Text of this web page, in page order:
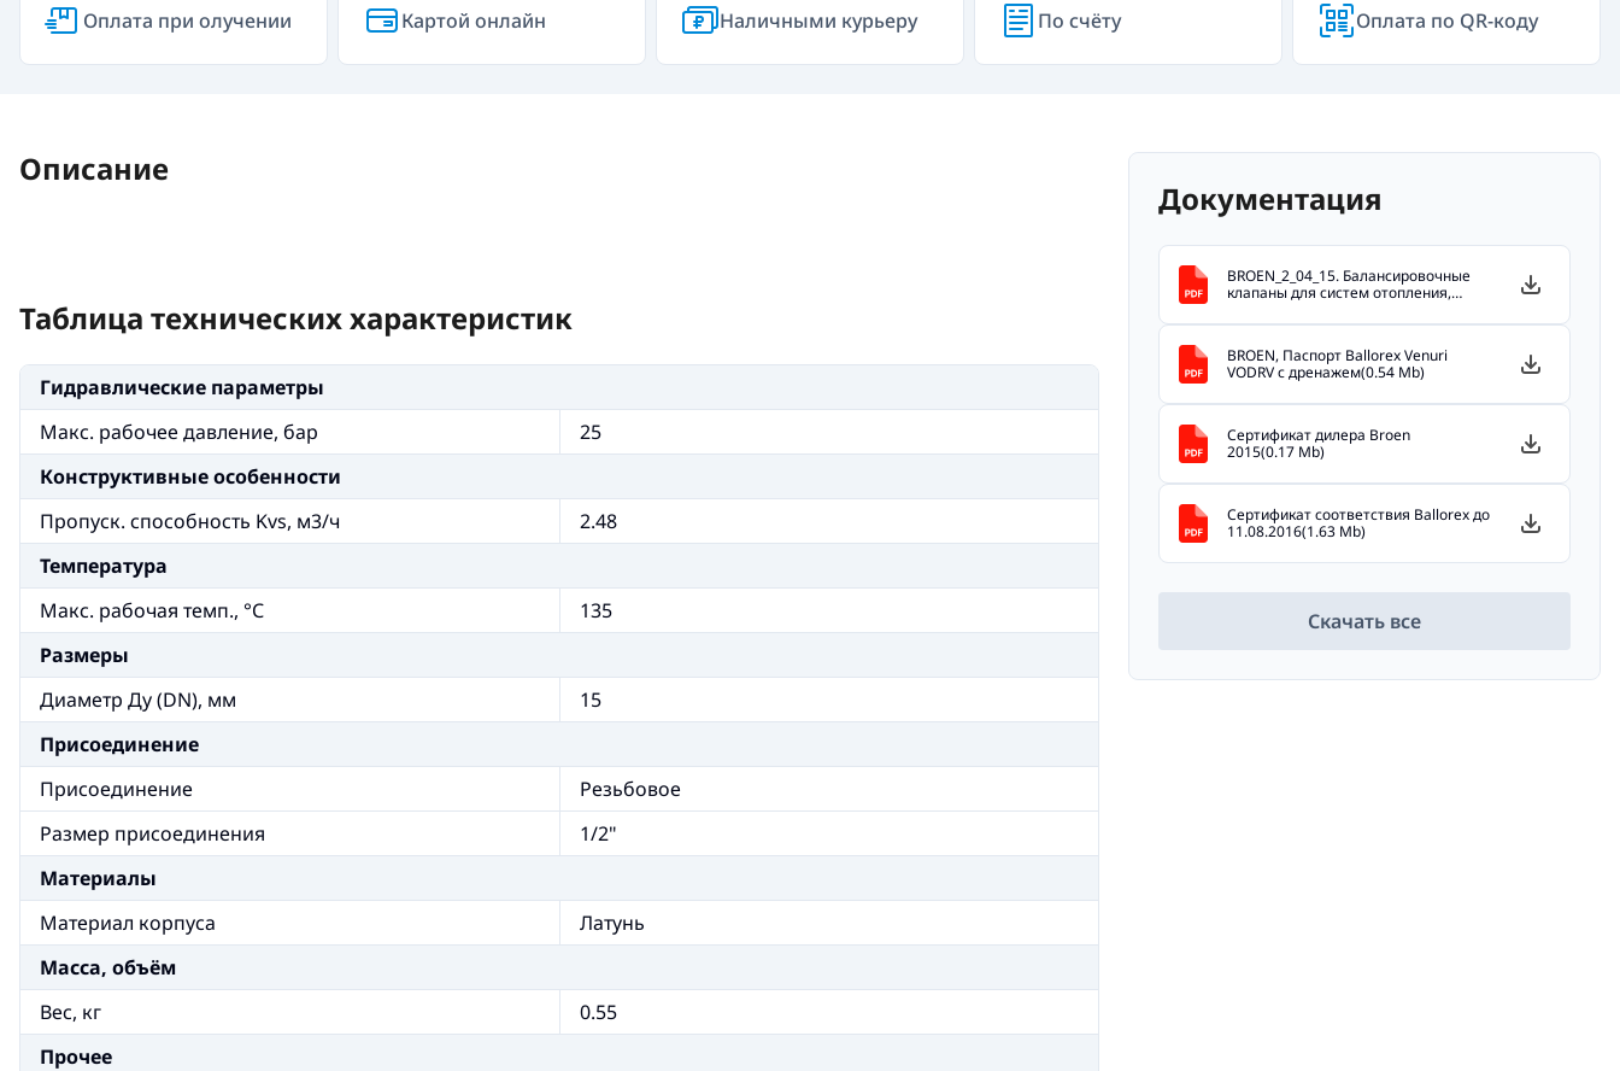
Оплата при олучении Картой онлайн Наличными курьеру По счёту Оплата по QR-коду
Описание
Таблица технических характеристик
Гидравлические параметры
Макс. рабочее давление, бар
25
Конструктивные особенности
Пропуск. способность Kvs, м3/ч
2.48
Температура
Макс. рабочая темп., °С
135
Размеры
Диаметр Ду (DN), мм
15
Присоединение
Присоединение
Резьбовое
Размер присоединения
1/2"
Материалы
Материал корпуса
Латунь
Масса, объём
Вес, кг
0.55
Прочее
Документация
BROEN_2_04_15. Балансировочные
клапаны для систем отопления,
кондиционирования(9.4 Mb)
BROEN, Паспорт Ballorex Venuri
VODRV с дренажем(0.54 Mb)
Сертификат дилера Broen
2015(0.17 Mb)
Сертификат соответствия Ballorex до
11.08.2016(1.63 Mb)
Скачать все